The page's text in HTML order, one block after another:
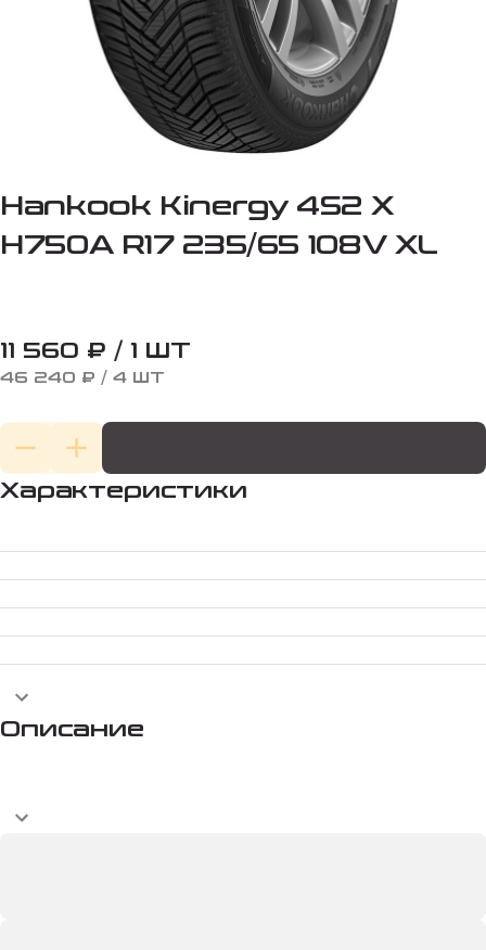
Hankook Kinergy 4S2 X
H750A R17 235/65 108V XL
11 560 ₽ / 1 ШТ
46 240 ₽ / 4 ШТ
Характеристики
Описание